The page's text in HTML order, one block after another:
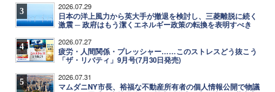
3 2026.07.29
日本の洋上風力から英大手が撤退を検討し、三菱離脱に続く
激震 ─ 政府はもう潔くエネルギー政策の転換を表明すべき
4 2026.07.27
疲労・人間関係・プレッシャー……このストレスどう抜こう
「ザ・リバティ」9月号(7月30日発売)
5 2026.07.31
マムダニNY市長、裕福な不動産所有者の個人情報公開で物議